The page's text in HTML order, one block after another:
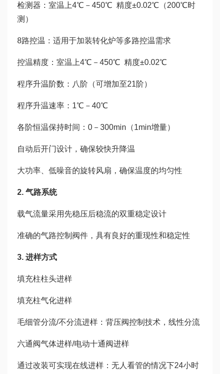
检测器：室温上4℃－450℃ 精度±0.02℃（200℃时
测）
8路控温：适用于加装转化炉等多路控温需求
控温精度：室温上4℃－450℃ 精度±0.02℃
程序升温阶数：八阶（可增加至21阶）
程序升温速率：1℃－40℃
各阶恒温保持时间：0－300min（1min增量）
自动后开门设计，确保较快升降温
大功率、低噪音的旋转风扇，确保温度的均匀性
2. 气路系统
载气流量采用先稳压后稳流的双重稳定设计
准确的气路控制阀件，具有良好的重现性和稳定性
3. 进样方式
填充柱柱头进样
填充柱气化进样
毛细管分流/不分流进样：背压阀控制技术，线性分流
六通阀气体进样/电动十通阀进样
通过改装可实现在线进样：无人看管的情况下24小时